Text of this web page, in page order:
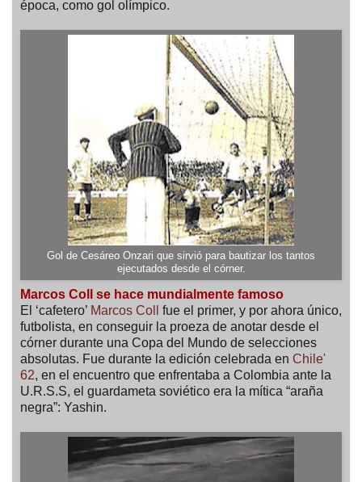
época, como gol olímpico.
Gol de Cesáreo Onzari que sirvió para bautizar los tantos
ejecutados desde el córner.
Marcos Coll se hace mundialmente famoso
El ‘cafetero’ Marcos Coll
fue el primer, y por ahora único,
futbolista, en conseguir la proeza de anotar desde el
córner durante una Copa del Mundo de selecciones
absolutas. Fue durante la edición celebrada en Chile'
62, en el encuentro que enfrentaba a Colombia ante la
U.R.S.S, el guardameta soviético era la mítica “araña
negra”: Yashin.